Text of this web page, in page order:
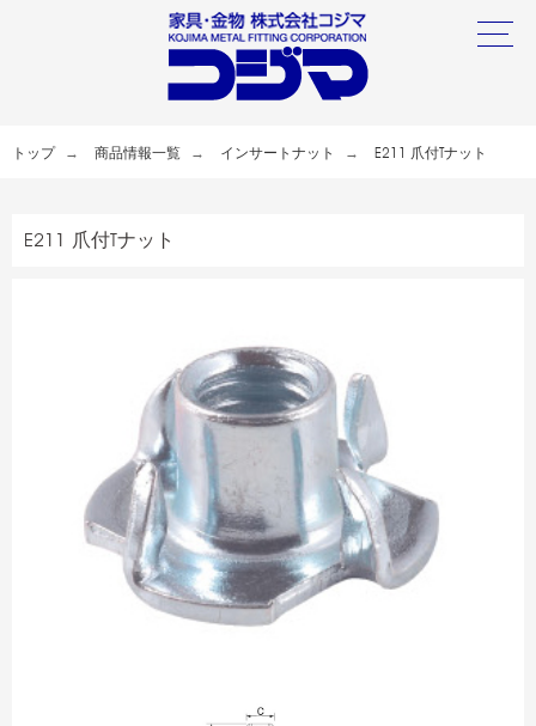
トップ 商品情報一覧 インサートナット E211 爪付Tナット
E211 爪付Tナット